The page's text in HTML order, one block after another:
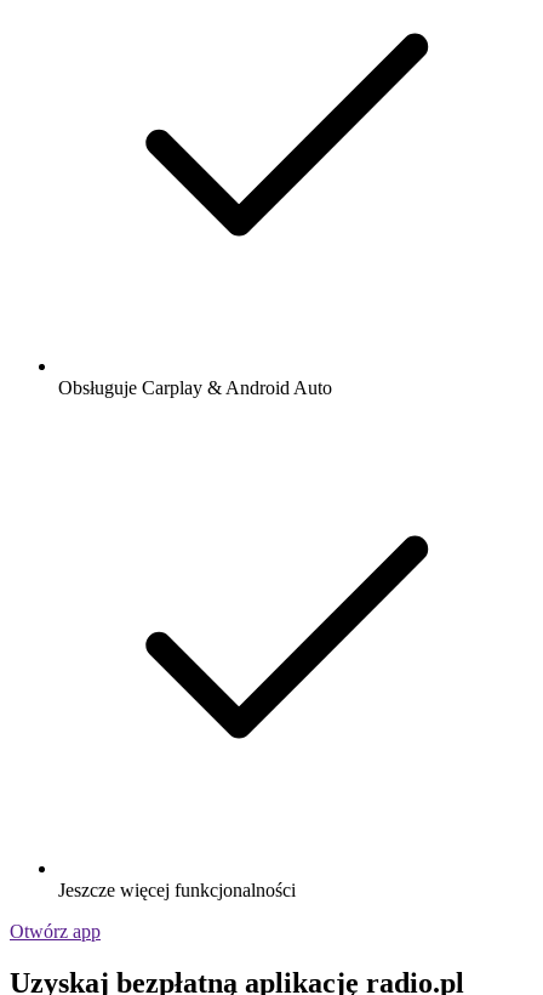
Obsługuje Carplay & Android Auto
Jeszcze więcej funkcjonalności
Otwórz app
Uzyskaj bezpłatną aplikację radio.pl